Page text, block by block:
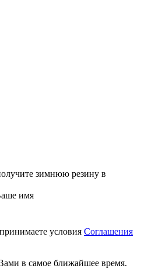
зимнюю резину в
имя
условия Соглашения
в самое ближайшее время.